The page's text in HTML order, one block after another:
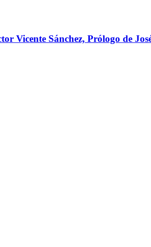
Vicente Sánchez, Prólogo de